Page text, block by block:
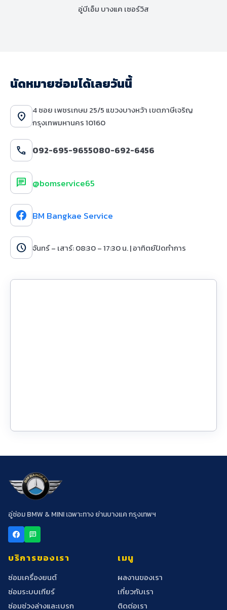
อู่บีเอ็ม บางแค เซอร์วิส
นัดหมายซ่อมได้เลยวันนี้
location_on
4 ซอย เพชรเกษม 25/5 แขวงบางหว้า เขตภาษีเจริญ
กรุงเทพมหานคร 10160
call 092-695-9655080-692-6456
chat @bomservice65
BM Bangkae Service
schedule จันทร์ – เสาร์: 08:30 – 17:30 น. | อาทิตย์ปิดทำการ
อู่ซ่อม BMW & MINI เฉพาะทาง ย่านบางแค กรุงเทพฯ
chat
บริการของเรา
ซ่อมเครื่องยนต์
ซ่อมระบบเกียร์
ซ่อมช่วงล่างและเบรก
เมนู
ผลงานของเรา
เกี่ยวกับเรา
ติดต่อเรา